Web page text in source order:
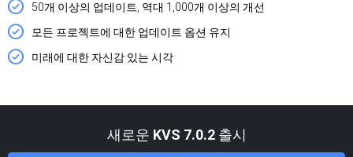
50개 이상의 업데이트, 역대 1,000개 이상의 개선
모든 프로젝트에 대한 업데이트 옵션 유지
미래에 대한 자신감 있는 시각
새로운 KVS 7.0.2출시